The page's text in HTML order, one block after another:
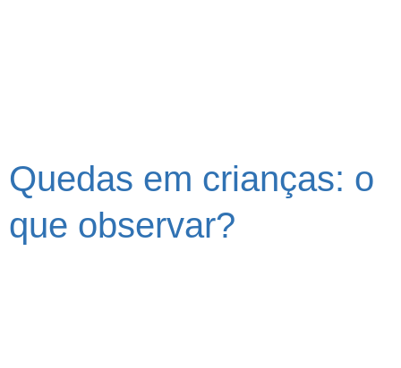
Quedas em crianças: o
que observar?